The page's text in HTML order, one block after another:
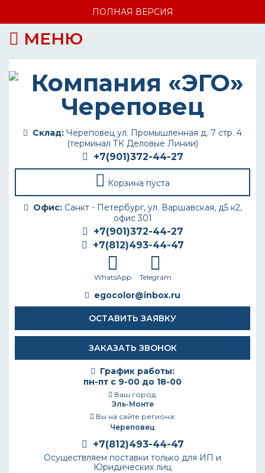
ПОЛНАЯ ВЕРСИЯ
МЕНЮ
Склад: Череповец ул. Промышленная д. 7 стр. 4
(терминал ТК Деловые Линии)
+7(901)372-44-27
Корзина пуста
Офис:Санкт - Петербург, ул. Варшавская, д5 к2,
офис 301
+7(901)372-44-27
+7(812)493-44-47
WhatsApp Telegram
egocolor@inbox.ru
ОСТАВИТЬ ЗАЯВКУ
ЗАКАЗАТЬ ЗВОНОК
График работы:
пн-пт с 9-00 до 18-00
Ваш город:
Эль-Монте
Вы на сайте региона:
Череповец
+7(812)493-44-47
Осуществляем поставки только для ИП и
Юридических лиц